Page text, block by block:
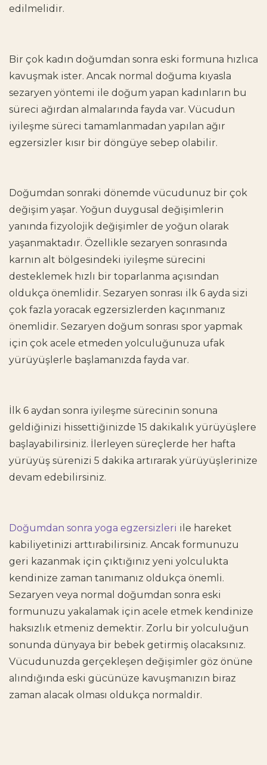
edilmelidir.
Bir çok kadın doğumdan sonra eski formuna hızlıca
kavuşmak ister. Ancak normal doğuma kıyasla
sezaryen yöntemi ile doğum yapan kadınların bu
süreci ağırdan almalarında fayda var. Vücudun
iyileşme süreci tamamlanmadan yapılan ağır
egzersizler kısır bir döngüye sebep olabilir.
Doğumdan sonraki dönemde vücudunuz bir çok
değişim yaşar. Yoğun duygusal değişimlerin
yanında fizyolojik değişimler de yoğun olarak
yaşanmaktadır. Özellikle sezaryen sonrasında
karnın alt bölgesindeki iyileşme sürecini
desteklemek hızlı bir toparlanma açısından
oldukça önemlidir. Sezaryen sonrası ilk 6 ayda sizi
çok fazla yoracak egzersizlerden kaçınmanız
önemlidir. Sezaryen doğum sonrası spor yapmak
için çok acele etmeden yolculuğunuza ufak
yürüyüşlerle başlamanızda fayda var.
İlk 6 aydan sonra iyileşme sürecinin sonuna
geldiğinizi hissettiğinizde 15 dakikalık yürüyüşlere
başlayabilirsiniz. İlerleyen süreçlerde her hafta
yürüyüş sürenizi 5 dakika artırarak yürüyüşlerinize
devam edebilirsiniz.
Doğumdan sonra yoga egzersizleri ile hareket
kabiliyetinizi arttırabilirsiniz. Ancak formunuzu
geri kazanmak için çıktığınız yeni yolculukta
kendinize zaman tanımanız oldukça önemli.
Sezaryen veya normal doğumdan sonra eski
formunuzu yakalamak için acele etmek kendinize
haksızlık etmeniz demektir. Zorlu bir yolculuğun
sonunda dünyaya bir bebek getirmiş olacaksınız.
Vücudunuzda gerçekleşen değişimler göz önüne
alındığında eski gücünüze kavuşmanızın biraz
zaman alacak olması oldukça normaldir.